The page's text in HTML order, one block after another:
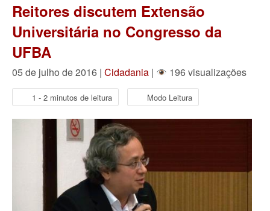
Reitores discutem Extensão
Universitária no Congresso da
UFBA
05 de julho de 2016 | Cidadania | 196 visualizações
1 - 2 minutos de leitura Modo Leitura